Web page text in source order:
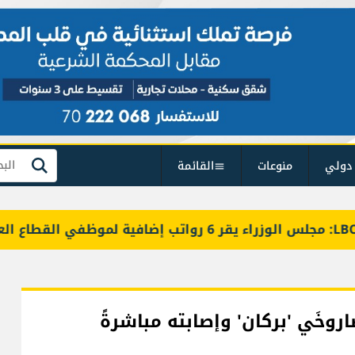
منوعات القائمة بحث
'بركان'‏ وإصابته مباشرةً